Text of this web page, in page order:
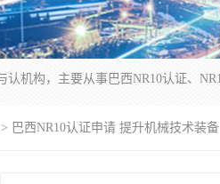
> 巴西NR10认证申请 提升机械技术装备